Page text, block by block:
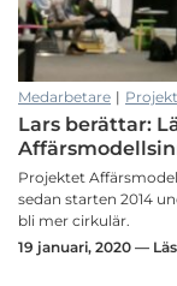
Medarbetare | Projekt
Lars berättar:
Projektet
sedan starten 2014
bli mer cirkulär.
19 januari, 2020 —